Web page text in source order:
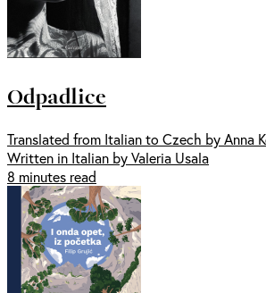
Odpadlice
Translated from Italian to Czech by Anna
Written in Italian by Valeria Usala
8 minutes read